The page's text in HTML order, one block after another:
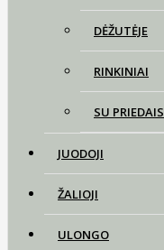
DĖŽUTĖJE
RINKINIAI
SU PRIEDAIS
JUODOJI
ŽALIOJI
ULONGO